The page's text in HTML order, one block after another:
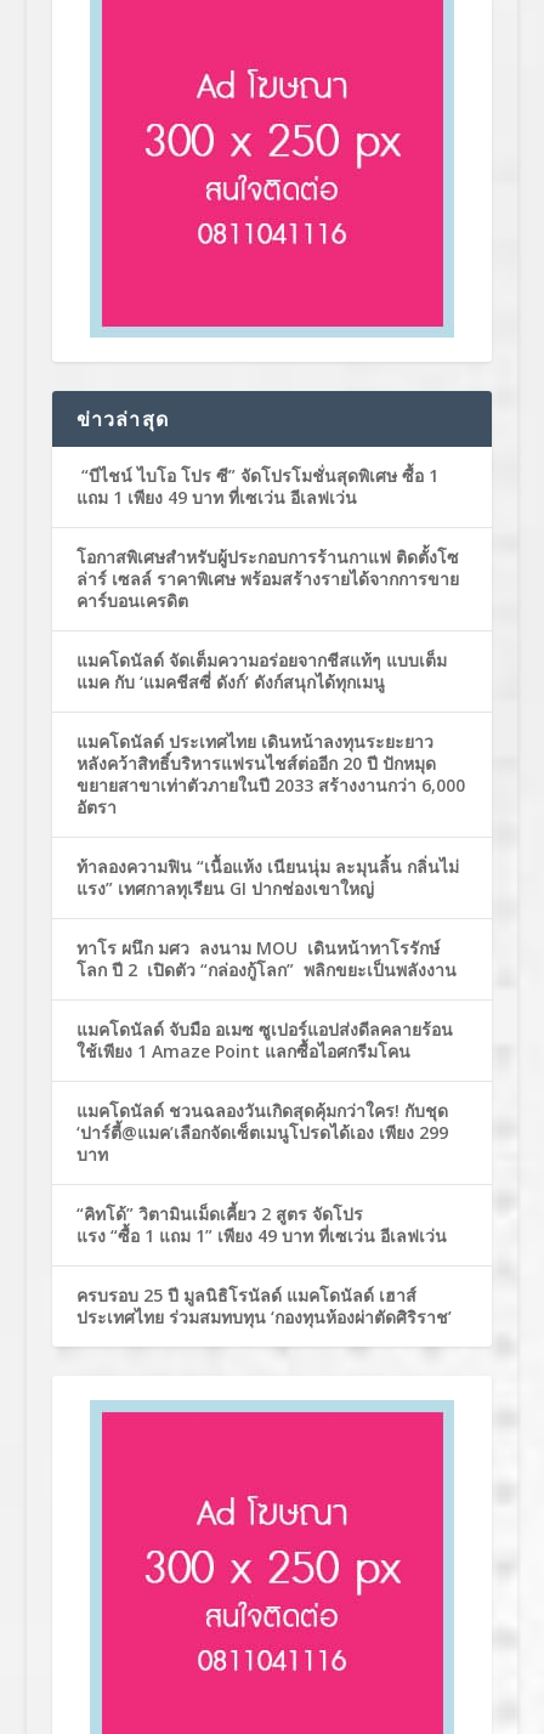
ข่าวล่าสุด
“บีไชน์ ไบโอ โปร ซี” จัดโปรโมชั่นสุดพิเศษ ซื้อ 1
แถม 1 เพียง 49 บาท ที่เซเว่น อีเลฟเว่น
โอกาสพิเศษสำหรับผู้ประกอบการร้านกาแฟ ติดตั้งโซ
ล่าร์ เซลล์ ราคาพิเศษ พร้อมสร้างรายได้จากการขาย
คาร์บอนเครดิต
แมคโดนัลด์ จัดเต็มความอร่อยจากชีสแท้ๆ แบบเต็ม
แมค กับ ‘แมคชีสซี่ ดังก์’ ดังก์สนุกได้ทุกเมนู
แมคโดนัลด์ ประเทศไทย เดินหน้าลงทุนระยะยาว
หลังคว้าสิทธิ์บริหารแฟรนไชส์ต่ออีก 20 ปี ปักหมุด
ขยายสาขาเท่าตัวภายในปี 2033 สร้างงานกว่า 6,000
อัตรา
ท้าลองความฟิน “เนื้อแห้ง เนียนนุ่ม ละมุนลิ้น กลิ่นไม่
แรง” เทศกาลทุเรียน GI ปากช่องเขาใหญ่
ทาโร ผนึก มศว ลงนาม MOU เดินหน้าทาโรรักษ์
โลก ปี 2 เปิดตัว “กล่องกู้โลก” พลิกขยะเป็นพลังงาน
แมคโดนัลด์ จับมือ อเมซ ซูเปอร์แอปส่งดีลคลายร้อน
ใช้เพียง 1 Amaze Point แลกซื้อไอศกรีมโคน
แมคโดนัลด์ ชวนฉลองวันเกิดสุดคุ้มกว่าใคร! กับชุด
‘ปาร์ตี้@แมค’เลือกจัดเซ็ตเมนูโปรดได้เอง เพียง 299
บาท
“คิทโด้” วิตามินเม็ดเคี้ยว 2 สูตร จัดโปร
แรง “ซื้อ 1 แถม 1” เพียง 49 บาท ที่เซเว่น อีเลฟเว่น
ครบรอบ 25 ปี มูลนิธิโรนัลด์ แมคโดนัลด์ เฮาส์
ประเทศไทย ร่วมสมทบทุน ‘กองทุนห้องผ่าตัดศิริราช’